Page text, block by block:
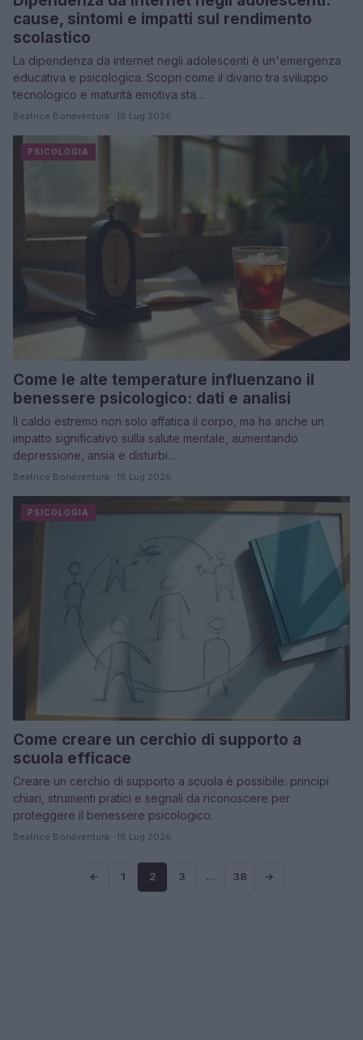
cause, sintomi e impatti sul rendimento
scolastico
La dipendenza da internet negli adolescenti è un'emergenza
educativa e psicologica. Scopri come il divario tra sviluppo
tecnologico e maturità emotiva sta…
Beatrice Bonaventura · 18 Lug 2026
PSICOLOGIA
Come le alte temperature influenzano il
benessere psicologico: dati e analisi
Il caldo estremo non solo affatica il corpo, ma ha anche un
impatto significativo sulla salute mentale, aumentando
depressione, ansia e disturbi…
Beatrice Bonaventura · 18 Lug 2026
PSICOLOGIA
Come creare un cerchio di supporto a
scuola efficace
Creare un cerchio di supporto a scuola è possibile: principi
chiari, strumenti pratici e segnali da riconoscere per
proteggere il benessere psicologico.
Beatrice Bonaventura · 18 Lug 2026
← 1 2 3 … 38 →